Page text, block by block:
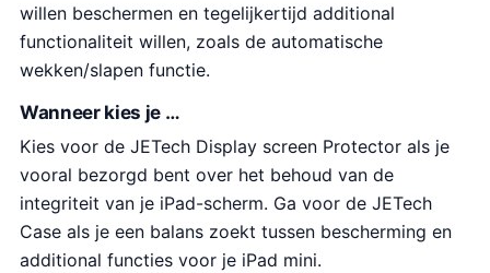
willen beschermen en tegelijkertijd additional
functionaliteit willen, zoals de automatische
wekken/slapen functie.
Wanneer kies je …
Kies voor de JETech Display screen Protector als je
vooral bezorgd bent over het behoud van de
integriteit van je iPad-scherm. Ga voor de JETech
Case als je een balans zoekt tussen bescherming en
additional functies voor je iPad mini.